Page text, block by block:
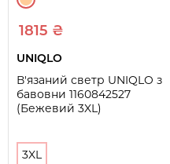
1815 ₴
UNIQLO
В'язаний светр UNIQLO з
бавовни 1160842527
(Бежевий 3XL)
3XL